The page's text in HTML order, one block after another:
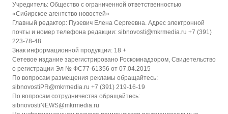
Учредитель: Общество с ограниченной ответственностью
«Сибирское агентство новостей»
Главный редактор: Пузевич Елена Сергеевна. Адрес электронной
почты и номер телефона редакции: sibnovosti@mkrmedia.ru +7 (391)
223-78-48
Знак информационной продукции: 18 +
Сетевое издание зарегистрировано Роскомнадзором, Свидетельство
о регистрации Эл № ФС77-61356 от 07.04.2015
По вопросам размещения рекламы обращайтесь:
sibnovostiPR@mkrmedia.ru +7 (391) 219-16-19
По вопросам сотрудничества обращайтесь:
sibnovostiNEWS@mkrmedia.ru